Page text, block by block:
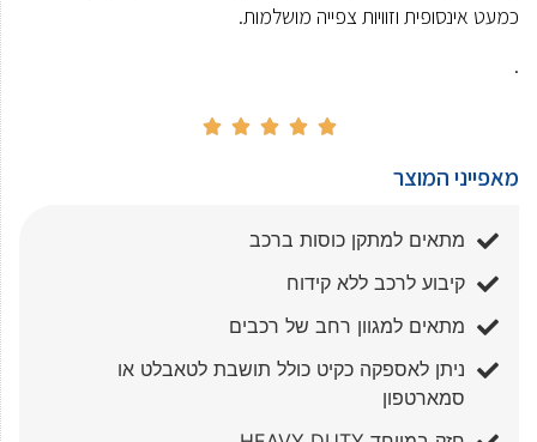
כמעט אינסופית וזוויות צפייה מושלמות.
.





מאפייני המוצר
מתאים למתקן כוסות ברכב
קיבוע לרכב ללא קידוח
מתאים למגוון רחב של רכבים
ניתן לאספקה כקיט כולל תושבת לטאבלט או
סמארטפון